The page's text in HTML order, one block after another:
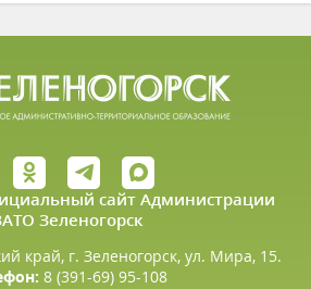
сайт Администрации
Зеленогорск
край, г. Зеленогорск, ул. Мира, 15.
8 (391-69) 95-108